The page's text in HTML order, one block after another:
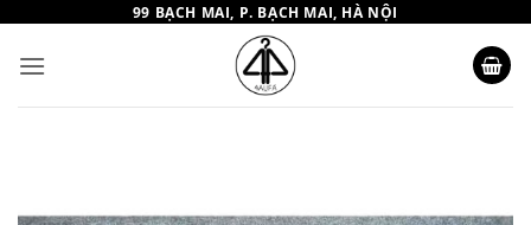
nội
dung
99 BẠCH MAI, P. BẠCH MAI, HÀ NỘI